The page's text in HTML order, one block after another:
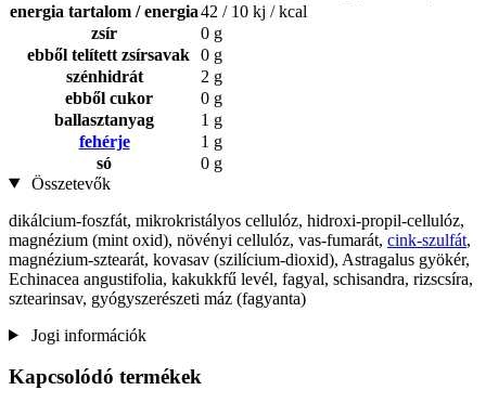
energia tartalom / energia42 / 10 kj / kcal
zsír
0 g
ebből telített zsírsavak 0 g
szénhidrát
2 g
ebből cukor
0 g
ballasztanyag
1 g
fehérje
1 g
só
0 g
Összetevők
dikálcium-foszfát, mikrokristályos cellulóz, hidroxi-propil-cellulóz,
magnézium (mint oxid), növényi cellulóz, vas-fumarát, cink-szulfát,
magnézium-sztearát, kovasav (szilícium-dioxid), Astragalus gyökér,
Echinacea angustifolia, kakukkfű levél, fagyal, schisandra, rizscsíra,
sztearinsav, gyógyszerészeti máz (fagyanta)
Jogi információk
Kapcsolódó termékek